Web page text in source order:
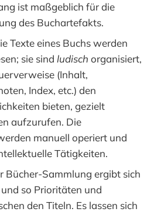
ist maßgeblich für die
des Buchartefakts.
Texte eines Buchs werden
sie sind ludisch organisiert,
(Inhalt,
Index, etc.) den
bieten, gezielt
aufzurufen. Die
manuell operiert und
Tätigkeiten.
Bücher-Sammlung ergibt sich
so Prioritäten und
den Titeln. Es lassen sich